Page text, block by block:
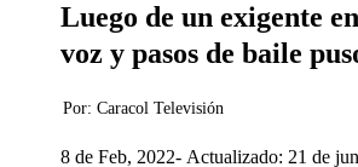
Luego de un exigente
voz y pasos de baile
Por: Caracol Televisión
8 de Feb, 2022 Actualizado: 21 de